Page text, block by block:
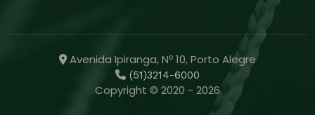
Avenida Ipiranga, Nº 10, Porto Alegre
(51)3214-6000
Copyright © 2020 - 2026